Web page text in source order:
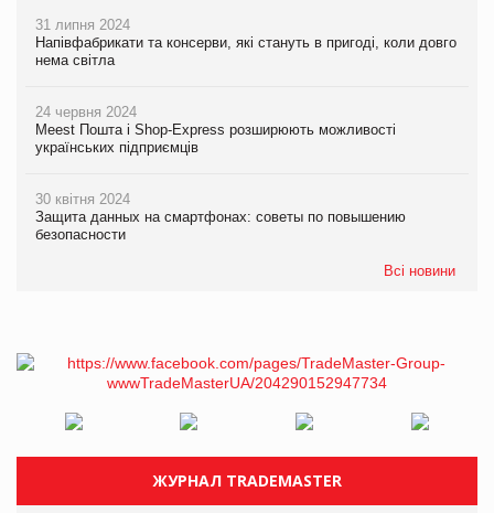
31 липня 2024
Напівфабрикати та консерви, які стануть в пригоді, коли довго
нема світла
24 червня 2024
Meest Пошта і Shop-Express розширюють можливості
українських підприємців
30 квітня 2024
Защита данных на смартфонах: советы по повышению
безопасности
Всі новини
ЖУРНАЛ TRADEMASTER